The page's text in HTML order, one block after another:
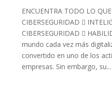
ENCUENTRA TODO LO
CIBERSEGURIDAD 
CIBERSEGURIDAD 
mundo cada vez más
convertido en uno de los
empresas. Sin embargo, su...